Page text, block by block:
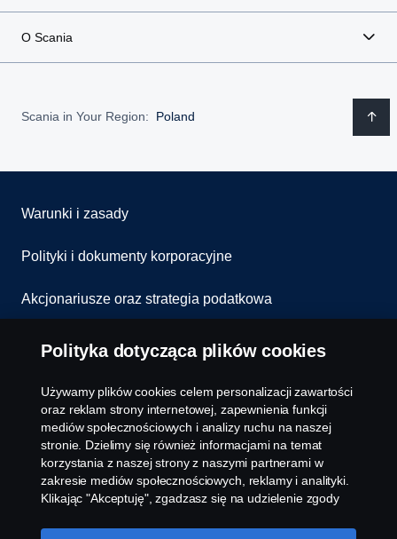
O Scania
Scania in Your Region: Poland
Warunki i zasady
Polityki i dokumenty korporacyjne
Akcjonariusze oraz strategia podatkowa
Informowanie o nieprawidłowościach
Kontakt
Komunikaty
Ustawienie plików cookies
Polityka dotycząca plików cookies
Używamy plików cookies celem personalizacji zawartości
oraz reklam strony internetowej, zapewnienia funkcji
mediów społecznościowych i analizy ruchu na naszej
stronie. Dzielimy się również informacjami na temat
korzystania z naszej strony z naszymi partnerami w
zakresie mediów społecznościowych, reklamy i analityki.
Klikając "Akceptuję", zgadzasz się na udzielenie zgody
się informacjami. Możesz również zarządzać swoimi